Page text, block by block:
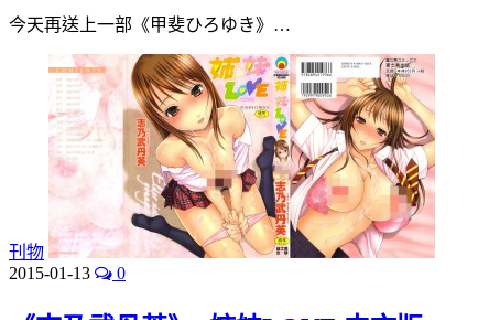
今天再送上一部《甲斐ひろゆき》…
刊物
2015-01-13
0